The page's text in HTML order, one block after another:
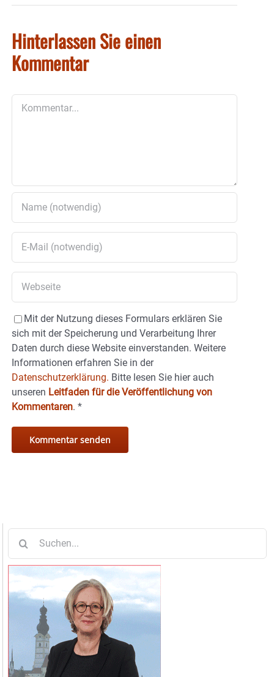
Hinterlassen Sie einen
Kommentar
Mit der Nutzung dieses Formulars erklären Sie
sich mit der Speicherung und Verarbeitung Ihrer
Daten durch diese Website einverstanden. Weitere
Informationen erfahren Sie in der
Datenschutzerklärung. Bitte lesen Sie hier auch
unseren Leitfaden für die Veröffentlichung von
Kommentaren. *
nach: